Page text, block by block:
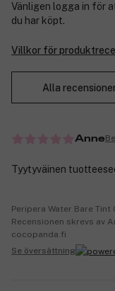
Vänligen logga in för
du har köpt.
Villkor för
Alla
Anne
Tyytyväinen
Peripera Water Bare Tint
Recensionen skrevs av
cocopanda.fi
Se översättning